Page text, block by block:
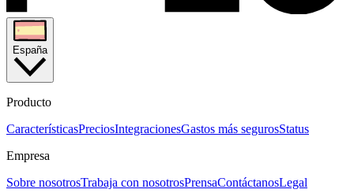
España
Producto
CaracterísticasPreciosIntegracionesGastos más segurosStatus
Empresa
Sobre nosotrosTrabaja con nosotrosPrensaContáctanosLegal